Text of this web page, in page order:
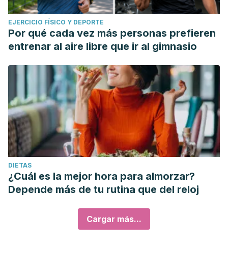
EJERCICIO FÍSICO Y DEPORTE
Por qué cada vez más personas prefieren
entrenar al aire libre que ir al gimnasio
DIETAS
¿Cuál es la mejor hora para almorzar?
Depende más de tu rutina que del reloj
Cargar más...